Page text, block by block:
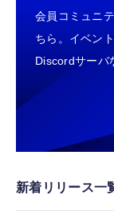
会員コミュニ
ちら。イベン
Discordサーバ
新着リリース一